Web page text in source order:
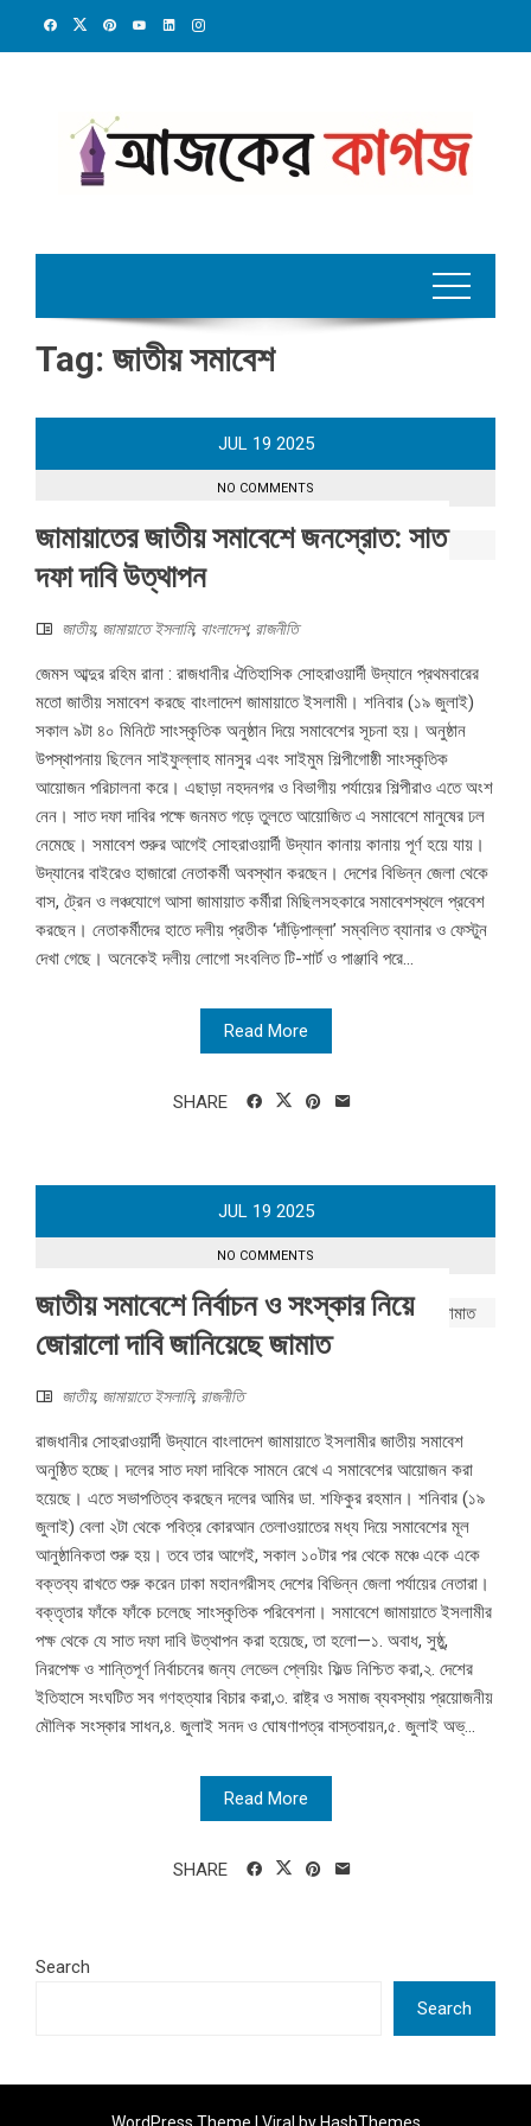
Tag: জাতীয় সমাবেশ
JUL 19 2025
NO COMMENTS
জামায়াতের জাতীয় সমাবেশে জনস্রোত: সাত
দফা দাবি উত্থাপন
জাতীয়, জামায়াতে ইসলামি, বাংলাদেশ, রাজনীতি
জেমস আব্দুর রহিম রানা : রাজধানীর ঐতিহাসিক সোহরাওয়ার্দী উদ্যানে প্রথমবারের
মতো জাতীয় সমাবেশ করছে বাংলাদেশ জামায়াতে ইসলামী। শনিবার (১৯ জুলাই)
সকাল ৯টা ৪০ মিনিটে সাংস্কৃতিক অনুষ্ঠান দিয়ে সমাবেশের সূচনা হয়। অনুষ্ঠান
উপস্থাপনায় ছিলেন সাইফুল্লাহ মানসুর এবং সাইমুম শিল্পীগোষ্ঠী সাংস্কৃতিক
আয়োজন পরিচালনা করে। এছাড়া নহদনগর ও বিভাগীয় পর্যায়ের শিল্পীরাও এতে অংশ
নেন। সাত দফা দাবির পক্ষে জনমত গড়ে তুলতে আয়োজিত এ সমাবেশে মানুষের ঢল
নেমেছে। সমাবেশ শুরুর আগেই সোহরাওয়ার্দী উদ্যান কানায় কানায় পূর্ণ হয়ে যায়।
উদ্যানের বাইরেও হাজারো নেতাকর্মী অবস্থান করছেন। দেশের বিভিন্ন জেলা থেকে
বাস, ট্রেন ও লঞ্চযোগে আসা জামায়াত কর্মীরা মিছিলসহকারে সমাবেশস্থলে প্রবেশ
করছেন। নেতাকর্মীদের হাতে দলীয় প্রতীক ‘দাঁড়িপাল্লা’ সম্বলিত ব্যানার ও ফেস্টুন
দেখা গেছে। অনেকেই দলীয় লোগো সংবলিত টি-শার্ট ও পাঞ্জাবি পরে...
Read More
SHARE
JUL 19 2025
NO COMMENTS
জাতীয় সমাবেশে নির্বাচন ও সংস্কার নিয়ে
জোরালো দাবি জানিয়েছে জামাত
জাতীয়, জামায়াতে ইসলামি, রাজনীতি
রাজধানীর সোহরাওয়ার্দী উদ্যানে বাংলাদেশ জামায়াতে ইসলামীর জাতীয় সমাবেশ
অনুষ্ঠিত হচ্ছে। দলের সাত দফা দাবিকে সামনে রেখে এ সমাবেশের আয়োজন করা
হয়েছে। এতে সভাপতিত্ব করছেন দলের আমির ডা. শফিকুর রহমান। শনিবার (১৯
জুলাই) বেলা ২টা থেকে পবিত্র কোরআন তেলাওয়াতের মধ্য দিয়ে সমাবেশের মূল
আনুষ্ঠানিকতা শুরু হয়। তবে তার আগেই, সকাল ১০টার পর থেকে মঞ্চে একে একে
বক্তব্য রাখতে শুরু করেন ঢাকা মহানগরীসহ দেশের বিভিন্ন জেলা পর্যায়ের নেতারা।
বক্তৃতার ফাঁকে ফাঁকে চলেছে সাংস্কৃতিক পরিবেশনা। সমাবেশে জামায়াতে ইসলামীর
পক্ষ থেকে যে সাত দফা দাবি উত্থাপন করা হয়েছে, তা হলো—১. অবাধ, সুষ্ঠু,
নিরপেক্ষ ও শান্তিপূর্ণ নির্বাচনের জন্য লেভেল প্লেয়িং ফিল্ড নিশ্চিত করা,২. দেশের
ইতিহাসে সংঘটিত সব গণহত্যার বিচার করা,৩. রাষ্ট্র ও সমাজ ব্যবস্থায় প্রয়োজনীয়
মৌলিক সংস্কার সাধন,৪. জুলাই সনদ ও ঘোষণাপত্র বাস্তবায়ন,৫. জুলাই অভ্...
Read More
SHARE
Search
Search